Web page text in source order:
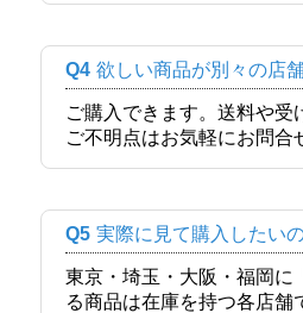
Q4 欲しい商品が別々の店
ご購入できます。送料や
ご不明点はお気軽にお問合
Q5 実際に見て購入したい
東京・埼玉・大阪・福岡に
る商品は在庫を持つ各店